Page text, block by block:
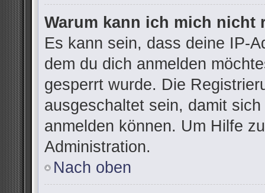
Warum kann ich mich nicht
Es kann sein, dass deine IP-
dem du dich anmelden
gesperrt wurde. Die
ausgeschaltet sein, damit
anmelden können. Um Hilfe
Administration.
Nach oben